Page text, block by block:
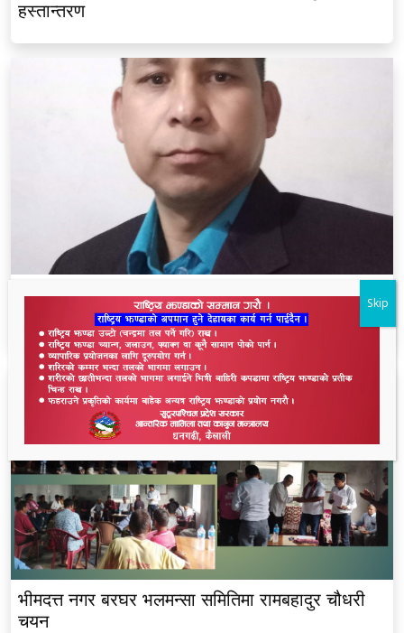
हस्तान्तरण
थारू आयोगमा रानाथारूको सहभागिता : संवैधानिक,
ऐतिहासिक र समावेशी दृष्टिकोणबाट विश्लेषण
भीमदत्त नगर बरघर भलमन्सा समितिमा रामबहादुर चौधरी
चयन
Skip